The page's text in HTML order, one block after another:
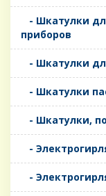
- Шкатулки
приборов
- Шкатулки
- Шкатулки
- Шкатулки,
-
-